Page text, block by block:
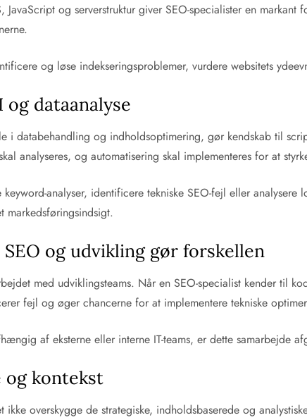
og serverstruktur giver SEO-specialister en
og løse indekseringsproblemer, vurdere websitets
dataanalyse
i databehandling og indholdsoptimering, gør kendskab til
analyseres, og automatisering skal implementeres for at
analyser, identificere tekniske SEO-fejl eller
markedsføringsindsigt.
og udvikling gør forskellen
med udviklingsteams. Når en SEO-specialist kender til
fejl og øger chancerne for at implementere tekniske
af eksterne eller interne IT-teams, er dette samarbejde
og kontekst
overskygge de strategiske, indholdsbaserede og